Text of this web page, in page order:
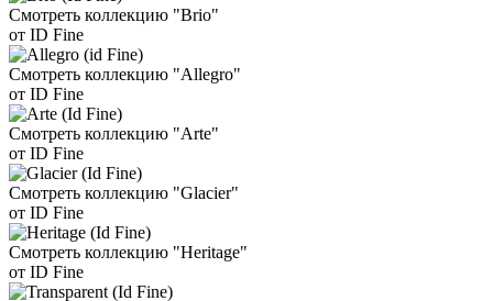
Смотреть коллекцию "Brio"
от ID Fine
Смотреть коллекцию "Allegro"
от ID Fine
Смотреть коллекцию "Arte"
от ID Fine
Смотреть коллекцию "Glacier"
от ID Fine
Смотреть коллекцию "Heritage"
от ID Fine